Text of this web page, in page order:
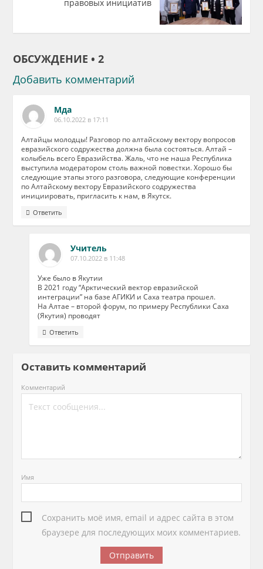
правовых инициатив
ОБСУЖДЕНИЕ • 2
Добавить комментарий
Мда
06.10.2022 в 17:11
Алтайцы молодцы! Разговор по алтайскому вектору вопросов
евразийского содружества должна была состояться. Алтай –
колыбель всего Евразийства. Жаль, что не наша Республика
выступила модератором столь важной повестки. Хорошо бы
следующие этапы этого разговора, следующие конференции
по Алтайскому вектору Евразийского содружества
инициировать, пригласить к нам, в Якутск.
Ответить
Учитель
07.10.2022 в 11:48
Уже было в Якутии
В 2021 году “Арктический вектор евразийской
интеграции” на базе АГИКИ и Саха театра прошел.
На Алтае – второй форум, по примеру Республики Саха
(Якутия) проводят
Ответить
Оставить комментарий
Комментарий
Имя
Сохранить моё имя, email и адрес сайта в этом
браузере для последующих моих комментариев.